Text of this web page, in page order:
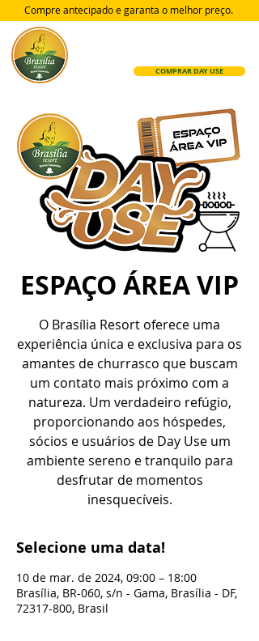
COMPRAR DAY USE
Compre antecipado e garanta o melhor preço.
ESPAÇO ÁREA VIP
O Brasília Resort oferece uma
experiência única e exclusiva para os
amantes de churrasco que buscam
um contato mais próximo com a
natureza. Um verdadeiro refúgio,
proporcionando aos hóspedes,
sócios e usuários de Day Use um
ambiente sereno e tranquilo para
desfrutar de momentos
inesquecíveis.
Selecione uma data!
10 de mar. de 2024, 09:00 – 18:00
Brasília, BR-060, s/n - Gama, Brasília - DF,
72317-800, Brasil